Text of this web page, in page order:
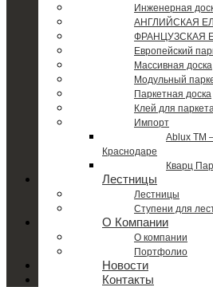
Инженерная
АНГЛИЙСКАЯ
ФРАНЦУЗСКАЯ
Европейский
Массивная доска
Модульный
Паркетная доска
Клей для
Импорт
Ablux TM
Краснодаре
Кварц
Лестницы
Лестницы
Ступени для
О Компании
О компании
Портфолио
Новости
Контакты